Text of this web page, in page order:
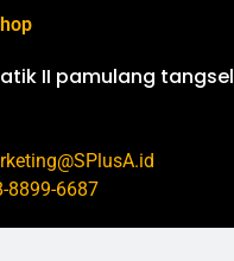
II pamulang tangsel
8899-6687